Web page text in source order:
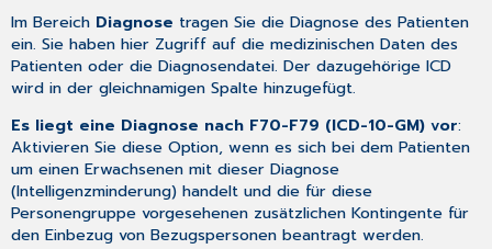
Im Bereich Diagnose tragen Sie die Diagnose des Patienten
ein. Sie haben hier Zugriff auf diemedizinischen Daten des
Patienten oder dieDiagnosendatei. Der dazugehörige ICD
wird in der gleichnamigen Spalte hinzugefügt.
Es liegt eine Diagnose nach F70-F79 (ICD-10-GM) vor:
Aktivieren Sie diese Option, wenn es sich bei dem Patienten
um einen Erwachsenen mit dieser Diagnose
(Intelligenzminderung) handelt und die für diese
Personengruppe vorgesehenen zusätzlichen Kontingente für
den Einbezug von Bezugspersonen beantragt werden.